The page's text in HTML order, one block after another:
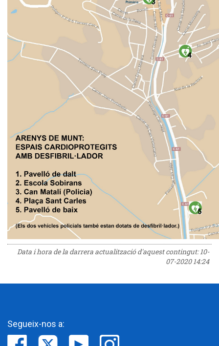
Data i hora de la darrera actualització d'aquest contingut:10-
07-2020 14:24
Segueix-nos a: